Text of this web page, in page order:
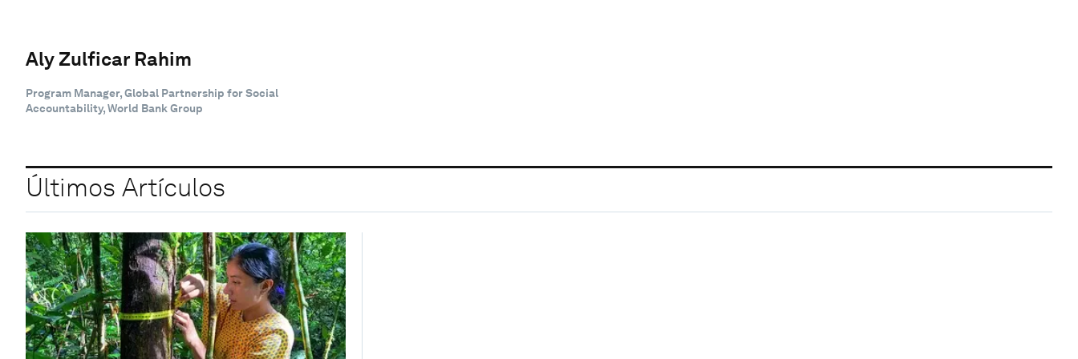
Aly Zulficar Rahim
Program Manager, Global Partnership for Social
Accountability, World Bank Group
Últimos Artículos